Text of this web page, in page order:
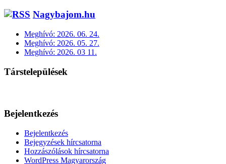
Nagybajom.hu
Meghívó: 2026. 06. 24.
Meghívó: 2026. 05. 27.
Meghívó: 2026. 03 11.
Társtelepülések
Bejelentkezés
Bejelentkezés
Bejegyzések hírcsatorna
Hozzászólások hírcsatorna
WordPress Magyarország